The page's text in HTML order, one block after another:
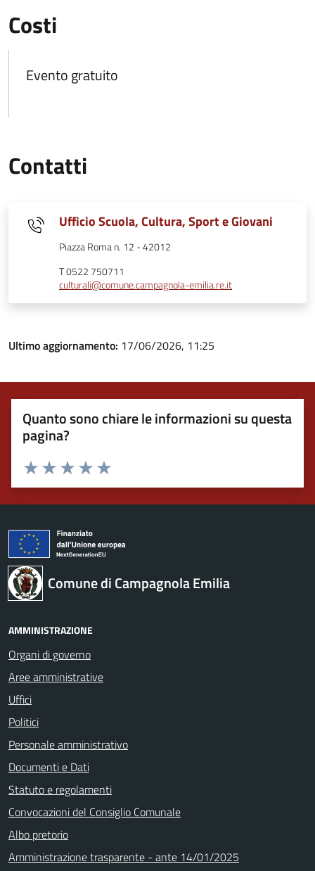
Costi
Evento gratuito
Contatti
Ufficio Scuola, Cultura, Sport e Giovani
Piazza Roma n. 12 - 42012
T 0522 750711
culturali@comune.campagnola-emilia.re.it
Ultimo aggiornamento: 17/06/2026, 11:25
Quanto sono chiare le informazioni su questa
pagina?
Valuta 5 stelle su 5
Valuta 4 stelle su 5
Valuta 3 stelle su 5
Valuta 2 stelle su 5
Valuta 1 stelle su 5
Comune di Campagnola Emilia
AMMINISTRAZIONE
Organi di governo
Aree amministrative
Uffici
Politici
Personale amministrativo
Documenti e Dati
Statuto e regolamenti
Convocazioni del Consiglio Comunale
Albo pretorio
Amministrazione trasparente - ante 14/01/2025